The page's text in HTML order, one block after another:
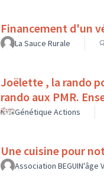
Financement d'un
La Sauce Rurale
Joëlette , la rando pour tous
rando aux PMR.
Génétique Actions
Une cuisine pour
Association BEGUIN'âge